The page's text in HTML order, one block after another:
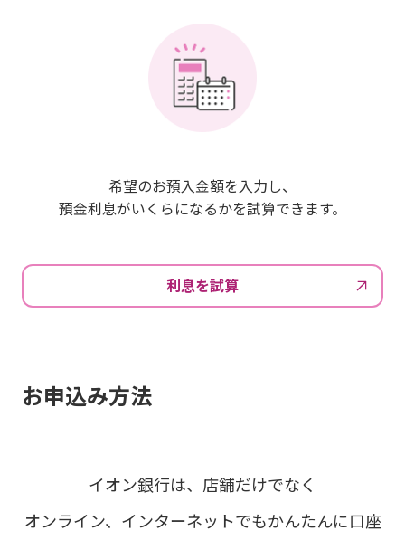
希望のお預入金額を入力し、
預金利息がいくらになるかを試算できます。
利息を試算
お申込み方法
イオン銀行は、店舗だけでなく
オンライン、インターネットでもかんたんに口座